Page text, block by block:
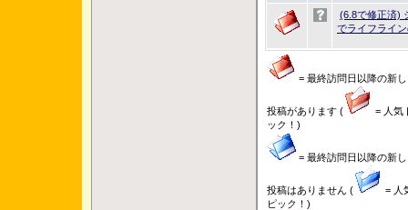
(6.8で修正済)
でライフライ
= 最終訪問日以降の新
投稿があります (
= 人気
ック！)
= 最終訪問日以降の新
投稿はありません (
= 人
ピック！)